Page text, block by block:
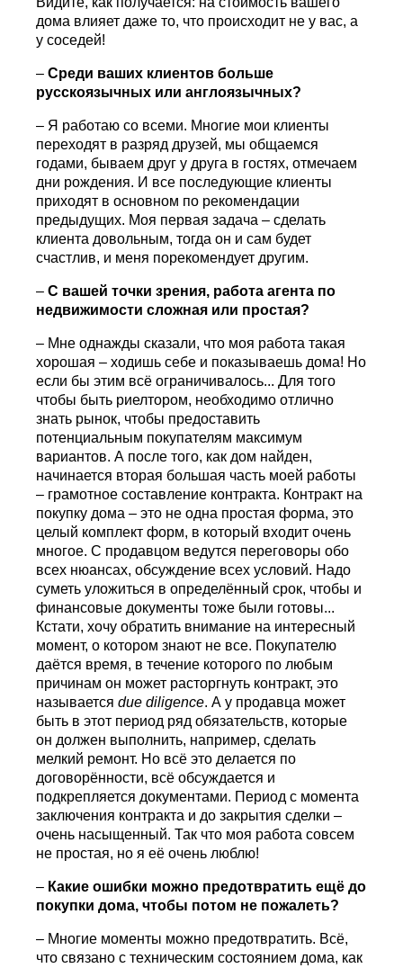
дома влияет даже то, что происходит не у вас, а
у соседей!
–Среди ваших клиентов больше
русскоязычных или англоязычных?
– Я работаю со всеми. Многие мои клиенты
переходят в разряд друзей, мы общаемся
годами, бываем друг у друга в гостях, отмечаем
дни рождения. И все последующие клиенты
приходят в основном по рекомендации
предыдущих. Моя первая задача – сделать
клиента довольным, тогда он и сам будет
счастлив, и меня порекомендует другим.
–С вашей точки зрения, работа агента по
недвижимости сложная или простая?
– Мне однажды сказали, что моя работа такая
хорошая – ходишь себе и показываешь дома! Но
если бы этим всё ограничивалось... Для того
чтобы быть риелтором, необходимо отлично
знать рынок, чтобы предоставить
потенциальным покупателям максимум
вариантов. А после того, как дом найден,
начинается вторая большая часть моей работы
– грамотное составление контракта. Контракт на
покупку дома – это не одна простая форма, это
целый комплект форм, в который входит очень
многое. С продавцом ведутся переговоры обо
всех нюансах, обсуждение всех условий. Надо
суметь уложиться в определённый срок, чтобы и
финансовые документы тоже были готовы...
Кстати, хочу обратить внимание на интересный
момент, о котором знают не все. Покупателю
даётся время, в течение которого по любым
причинам он может расторгнуть контракт, это
называетсяdue diligence. А у продавца может
быть в этот период ряд обязательств, которые
он должен выполнить, например, сделать
мелкий ремонт. Но всё это делается по
договорённости, всё обсуждается и
подкрепляется документами. Период с момента
заключения контракта и до закрытия сделки –
очень насыщенный. Так что моя работа совсем
не простая, но я её очень люблю!
– Какие ошибки можно предотвратить ещё до
покупки дома, чтобы потом не пожалеть?
– Многие моменты можно предотвратить. Всё,
что связано с техническим состоянием дома, как